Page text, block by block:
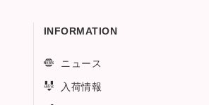
INFORMATION
ニュース
入荷情報